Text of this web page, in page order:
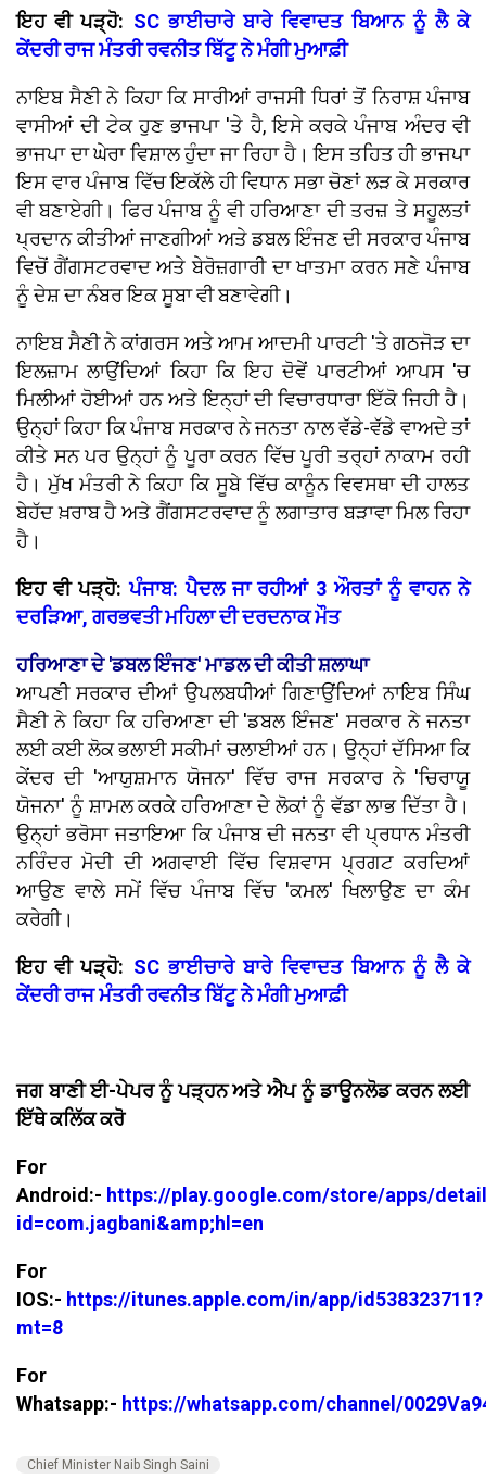
ਇਹ ਵੀ ਪੜ੍ਹੋ: SC ਭਾਈਚਾਰੇ ਬਾਰੇ ਵਿਵਾਦਤ ਬਿਆਨ ਨੂੰ ਲੈ ਕੇ
ਕੇਂਦਰੀ ਰਾਜ ਮੰਤਰੀ ਰਵਨੀਤ ਬਿੱਟੂ ਨੇ ਮੰਗੀ ਮੁਆਫ਼ੀ
ਨਾਇਬ ਸੈਣੀ ਨੇ ਕਿਹਾ ਕਿ ਸਾਰੀਆਂ ਰਾਜਸੀ ਧਿਰਾਂ ਤੋਂ ਨਿਰਾਸ਼ ਪੰਜਾਬ
ਵਾਸੀਆਂ ਦੀ ਟੇਕ ਹੁਣ ਭਾਜਪਾ 'ਤੇ ਹੈ, ਇਸੇ ਕਰਕੇ ਪੰਜਾਬ ਅੰਦਰ ਵੀ
ਭਾਜਪਾ ਦਾ ਘੇਰਾ ਵਿਸ਼ਾਲ ਹੁੰਦਾ ਜਾ ਰਿਹਾ ਹੈ। ਇਸ ਤਹਿਤ ਹੀ ਭਾਜਪਾ
ਇਸ ਵਾਰ ਪੰਜਾਬ ਵਿੱਚ ਇਕੱਲੇ ਹੀ ਵਿਧਾਨ ਸਭਾ ਚੋਣਾਂ ਲੜ ਕੇ ਸਰਕਾਰ
ਵੀ ਬਣਾਏਗੀ। ਫਿਰ ਪੰਜਾਬ ਨੂੰ ਵੀ ਹਰਿਆਣਾ ਦੀ ਤਰਜ਼ ਤੇ ਸਹੂਲਤਾਂ
ਪ੍ਰਦਾਨ ਕੀਤੀਆਂ ਜਾਣਗੀਆਂ ਅਤੇ ਡਬਲ ਇੰਜਣ ਦੀ ਸਰਕਾਰ ਪੰਜਾਬ
ਵਿਚੋਂ ਗੈਂਗਸਟਰਵਾਦ ਅਤੇ ਬੇਰੋਜ਼ਗਾਰੀ ਦਾ ਖਾਤਮਾ ਕਰਨ ਸਣੇ ਪੰਜਾਬ
ਨੂੰ ਦੇਸ਼ ਦਾ ਨੰਬਰ ਇਕ ਸੂਬਾ ਵੀ ਬਣਾਵੇਗੀ।
ਨਾਇਬ ਸੈਣੀ ਨੇ ਕਾਂਗਰਸ ਅਤੇ ਆਮ ਆਦਮੀ ਪਾਰਟੀ 'ਤੇ ਗਠਜੋੜ ਦਾ
ਇਲਜ਼ਾਮ ਲਾਉਂਦਿਆਂ ਕਿਹਾ ਕਿ ਇਹ ਦੋਵੇਂ ਪਾਰਟੀਆਂ ਆਪਸ 'ਚ
ਮਿਲੀਆਂ ਹੋਈਆਂ ਹਨ ਅਤੇ ਇਨ੍ਹਾਂ ਦੀ ਵਿਚਾਰਧਾਰਾ ਇੱਕੋ ਜਿਹੀ ਹੈ।
ਉਨ੍ਹਾਂ ਕਿਹਾ ਕਿ ਪੰਜਾਬ ਸਰਕਾਰ ਨੇ ਜਨਤਾ ਨਾਲ ਵੱਡੇ-ਵੱਡੇ ਵਾਅਦੇ ਤਾਂ
ਕੀਤੇ ਸਨ ਪਰ ਉਨ੍ਹਾਂ ਨੂੰ ਪੂਰਾ ਕਰਨ ਵਿੱਚ ਪੂਰੀ ਤਰ੍ਹਾਂ ਨਾਕਾਮ ਰਹੀ
ਹੈ। ਮੁੱਖ ਮੰਤਰੀ ਨੇ ਕਿਹਾ ਕਿ ਸੂਬੇ ਵਿੱਚ ਕਾਨੂੰਨ ਵਿਵਸਥਾ ਦੀ ਹਾਲਤ
ਬੇਹੱਦ ਖ਼ਰਾਬ ਹੈ ਅਤੇ ਗੈਂਗਸਟਰਵਾਦ ਨੂੰ ਲਗਾਤਾਰ ਬੜਾਵਾ ਮਿਲ ਰਿਹਾ
ਹੈ।
ਇਹ ਵੀ ਪੜ੍ਹੋ:ਪੰਜਾਬ: ਪੈਦਲ ਜਾ ਰਹੀਆਂ 3 ਔਰਤਾਂ ਨੂੰ ਵਾਹਨ ਨੇ
ਦਰੜਿਆ, ਗਰਭਵਤੀ ਮਹਿਲਾ ਦੀ ਦਰਦਨਾਕ ਮੌਤ
ਹਰਿਆਣਾ ਦੇ 'ਡਬਲ ਇੰਜਣ' ਮਾਡਲ ਦੀ ਕੀਤੀ ਸ਼ਲਾਘਾ
ਆਪਣੀ ਸਰਕਾਰ ਦੀਆਂ ਉਪਲਬਧੀਆਂ ਗਿਣਾਉਂਦਿਆਂ ਨਾਇਬ ਸਿੰਘ
ਸੈਣੀ ਨੇ ਕਿਹਾ ਕਿ ਹਰਿਆਣਾ ਦੀ 'ਡਬਲ ਇੰਜਣ' ਸਰਕਾਰ ਨੇ ਜਨਤਾ
ਲਈ ਕਈ ਲੋਕ ਭਲਾਈ ਸਕੀਮਾਂ ਚਲਾਈਆਂ ਹਨ। ਉਨ੍ਹਾਂ ਦੱਸਿਆ ਕਿ
ਕੇਂਦਰ ਦੀ 'ਆਯੁਸ਼ਮਾਨ ਯੋਜਨਾ' ਵਿੱਚ ਰਾਜ ਸਰਕਾਰ ਨੇ 'ਚਿਰਾਯੂ
ਯੋਜਨਾ' ਨੂੰ ਸ਼ਾਮਲ ਕਰਕੇ ਹਰਿਆਣਾ ਦੇ ਲੋਕਾਂ ਨੂੰ ਵੱਡਾ ਲਾਭ ਦਿੱਤਾ ਹੈ।
ਉਨ੍ਹਾਂ ਭਰੋਸਾ ਜਤਾਇਆ ਕਿ ਪੰਜਾਬ ਦੀ ਜਨਤਾ ਵੀ ਪ੍ਰਧਾਨ ਮੰਤਰੀ
ਨਰਿੰਦਰ ਮੋਦੀ ਦੀ ਅਗਵਾਈ ਵਿੱਚ ਵਿਸ਼ਵਾਸ ਪ੍ਰਗਟ ਕਰਦਿਆਂ
ਆਉਣ ਵਾਲੇ ਸਮੇਂ ਵਿੱਚ ਪੰਜਾਬ ਵਿੱਚ 'ਕਮਲ' ਖਿਲਾਉਣ ਦਾ ਕੰਮ
ਕਰੇਗੀ।
ਇਹ ਵੀ ਪੜ੍ਹੋ: SC ਭਾਈਚਾਰੇ ਬਾਰੇ ਵਿਵਾਦਤ ਬਿਆਨ ਨੂੰ ਲੈ ਕੇ
ਕੇਂਦਰੀ ਰਾਜ ਮੰਤਰੀ ਰਵਨੀਤ ਬਿੱਟੂ ਨੇ ਮੰਗੀ ਮੁਆਫ਼ੀ
ਜਗ ਬਾਣੀ ਈ-ਪੇਪਰ ਨੂੰ ਪੜ੍ਹਨ ਅਤੇ ਐਪ ਨੂੰ ਡਾਊਨਲੋਡ ਕਰਨ ਲਈ
ਇੱਥੇ ਕਲਿੱਕ ਕਰੋ
For
Android:- https://play.google.com/store/apps/
id=com.jagbani&amp;hl=en
For
IOS:- https://itunes.apple.com/in/app/id538323711?
mt=8
For
Whatsapp:- https://whatsapp.com/channel/
Chief Minister Naib Singh Saini